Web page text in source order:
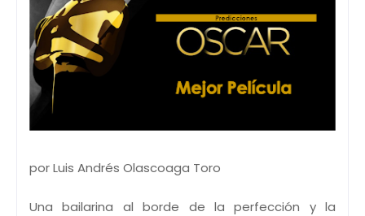
por Luis Andrés Olascoaga Toro
Una bailarina al borde de la perfección y la